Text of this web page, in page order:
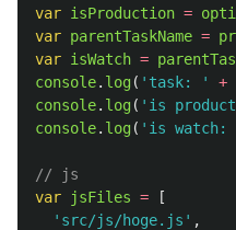
var isProduction =
var parentTaskName =
var isWatch =
console. log( ' task: ' +
console. log( ' is
console. log( ' is watch:
// js
var
jsFiles =
[
' src/js/hoge.js ' ,